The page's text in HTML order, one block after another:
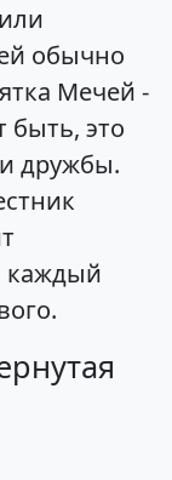
обычно
Мечей -
это
дружбы.
каждый